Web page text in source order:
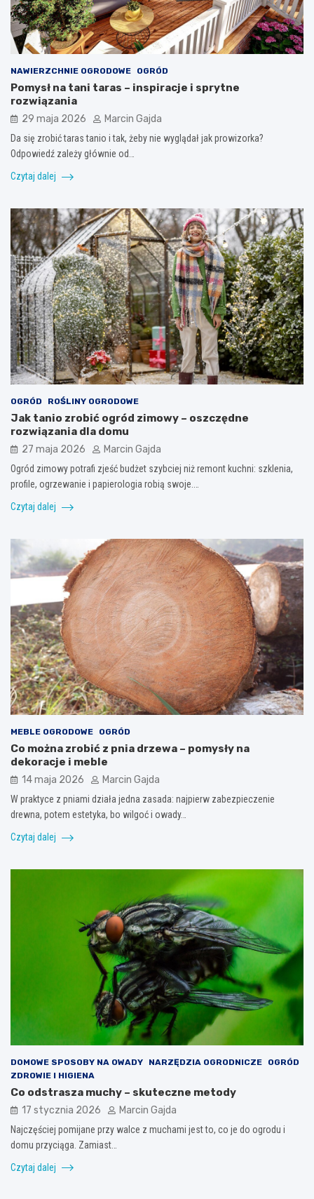
NAWIERZCHNIE OGRODOWE OGRÓD
Pomysł na tani taras – inspiracje i sprytne
rozwiązania
29 maja 2026 Marcin Gajda
Da się zrobić taras tanio i tak, żeby nie wyglądał jak prowizorka?
Odpowiedź zależy głównie od…
Czytaj dalej
OGRÓD ROŚLINY OGRODOWE
Jak tanio zrobić ogród zimowy – oszczędne
rozwiązania dla domu
27 maja 2026 Marcin Gajda
Ogród zimowy potrafi zjeść budżet szybciej niż remont kuchni: szklenia,
profile, ogrzewanie i papierologia robią swoje.…
Czytaj dalej
MEBLE OGRODOWE OGRÓD
Co można zrobić z pnia drzewa – pomysły na
dekoracje i meble
14 maja 2026 Marcin Gajda
W praktyce z pniami działa jedna zasada: najpierw zabezpieczenie
drewna, potem estetyka, bo wilgoć i owady…
Czytaj dalej
DOMOWE SPOSOBY NA OWADY NARZĘDZIA OGRODNICZE
OGRÓD
ZDROWIE I HIGIENA
Co odstrasza muchy – skuteczne metody
17 stycznia 2026 Marcin Gajda
Najczęściej pomijane przy walce z muchami jest to, co je do ogrodu i
domu przyciąga. Zamiast…
Czytaj dalej